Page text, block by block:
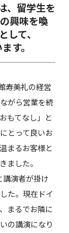
、留学生を
興味を喚
て、
す。
寿美礼の経営
がら営業を続
もてなし」と
とって良いお
まるお客様と
ました。
演者が掛け
た。現在ドイ
まるでお隣に
の講演になり